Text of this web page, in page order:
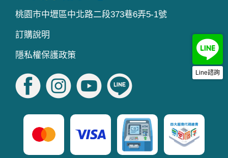
Line諮詢
桃園市中壢區中北路二段373巷6弄5-1號
訂購說明
隱私權保護政策